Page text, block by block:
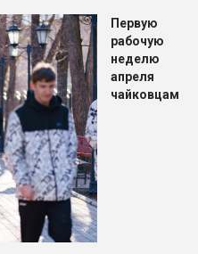
Первую
рабочую
неделю
апреля
чайковцам